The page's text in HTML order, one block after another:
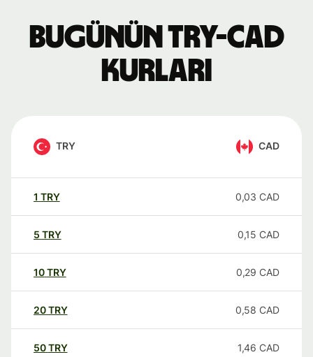
Bugünün TRY-CAD
kurları
TRY CAD
1 TRY 0,03 CAD
5 TRY 0,15 CAD
10TRY 0,29 CAD
20TRY 0,58 CAD
50TRY 1,46 CAD